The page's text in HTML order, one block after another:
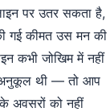
पर उतर सकता है,
गई कीमत उस मन की
कभी जोखिम में नहीं
अनुकूल थी — तो आप
अवसरों को नहीं